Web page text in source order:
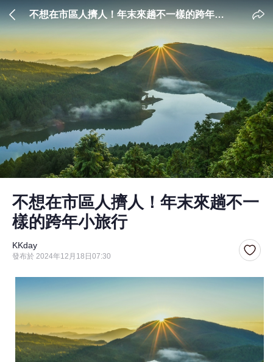
不想在市區人擠人！年末來趟不一樣的跨年小
旅行
不想在市區人擠人！年末來趟不一
樣的跨年小旅行
KKday
發布於 2024年12月18日07:30